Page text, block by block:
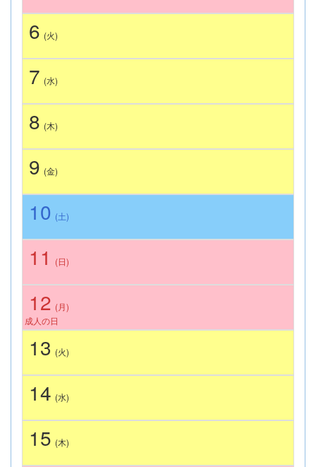
6 (火)
7 (水)
8 (木)
9 (金)
10 (土)
11 (日)
12 (月)
成人の日
13 (火)
14 (水)
15 (木)